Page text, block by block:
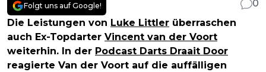
Folgt uns auf Google!
0
Die Leistungen von Luke Littler überraschen
auch Ex-Topdarter Vincent van der Voort
weiterhin. In der Podcast Darts Draait Door
reagierte Van der Voort auf die auffälligen